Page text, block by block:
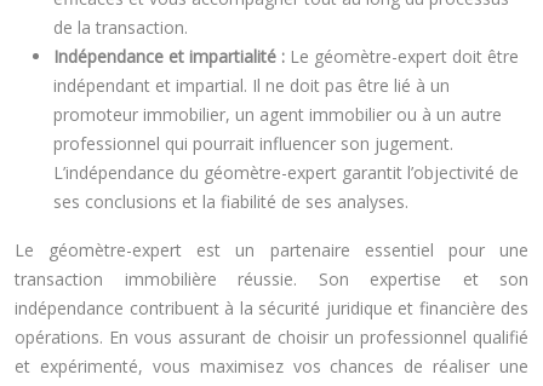
de la transaction.
Indépendance et impartialité : Le géomètre-expert doit être
indépendant et impartial. Il ne doit pas être lié à un
promoteur immobilier, un agent immobilier ou à un autre
professionnel qui pourrait influencer son jugement.
L’indépendance du géomètre-expert garantit l’objectivité de
ses conclusions et la fiabilité de ses analyses.
Le géomètre-expert est un partenaire essentiel pour une
transaction immobilière réussie. Son expertise et son
indépendance contribuent à la sécurité juridique et financière des
opérations. En vous assurant de choisir un professionnel qualifié
et expérimenté, vous maximisez vos chances de réaliser une